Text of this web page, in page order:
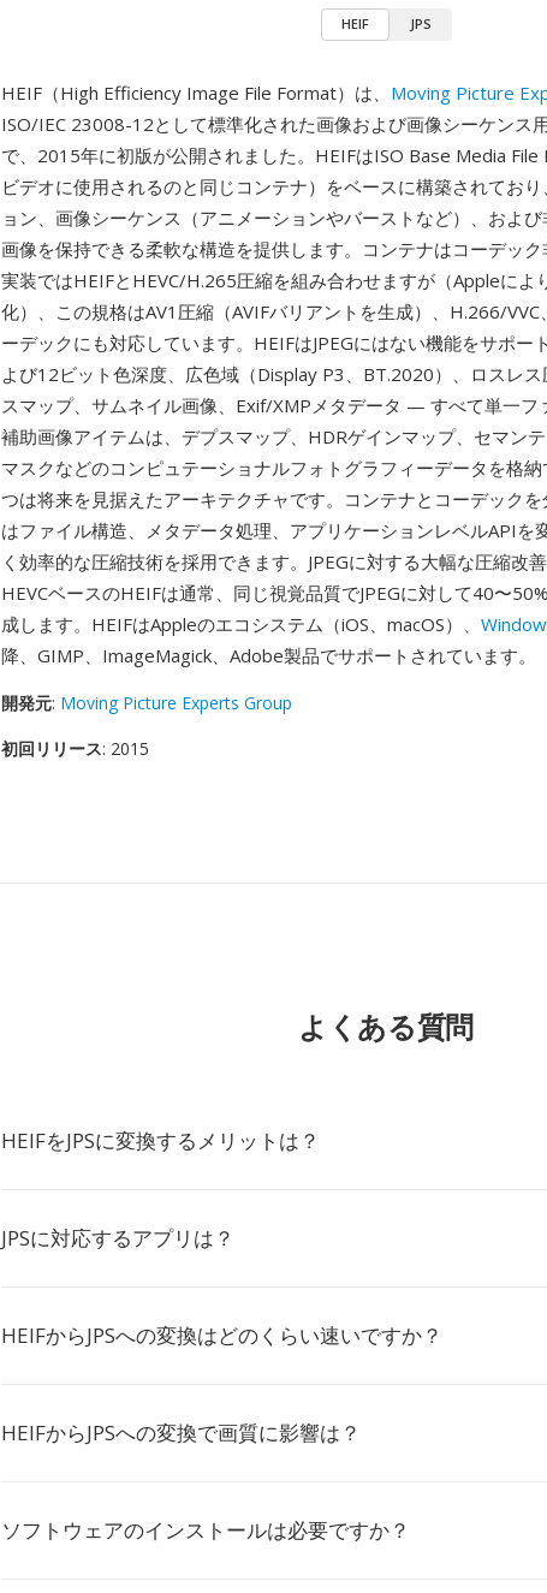
HEIF JPS
HEIF（High Efficiency Image File Format）は、 Moving Picture
ISO/IEC 23008-12として標準化された画像および画像シーケンス
で、2015年に初版が公開されました。HEIFはISO Base Media
ビデオに使用されるのと同じコンテナ）をベースに構築されてお
ョン、画像シーケンス（アニメーションやバーストなど）、およ
画像を保持できる柔軟な構造を提供します。コンテナはコーデッ
実装ではHEIFとHEVC/H.265圧縮を組み合わせますが（Appleによ
化）、この規格はAV1圧縮（AVIFバリアントを生成）、H.266/
ーデックにも対応しています。HEIFはJPEGにはない機能をサポー
よび12ビット色深度、広色域（Display P3、BT.2020）、ロスレ
スマップ、サムネイル画像、Exif/XMPメタデータ — すべて単一フ
補助画像アイテムは、デプスマップ、HDRゲインマップ、セマン
マスクなどのコンピュテーショナルフォトグラフィーデータを格
つは将来を見据えたアーキテクチャです。コンテナとコーデック
はファイル構造、メタデータ処理、アプリケーションレベルAPIを
く効率的な圧縮技術を採用できます。JPEGに対する大幅な圧縮改
HEVCベースのHEIFは通常、同じ視覚品質でJPEGに対して40〜
成します。HEIFはAppleのエコシステム（iOS、macOS）、
降、GIMP、ImageMagick、Adobe製品でサポートされています。
開発元: Moving Picture Experts Group
初回リリース: 2015
よくある質問
HEIFをJPSに変換するメリットは？
JPSに対応するアプリは？
HEIFからJPSへの変換はどのくらい速いですか？
HEIFからJPSへの変換で画質に影響は？
ソフトウェアのインストールは必要ですか？